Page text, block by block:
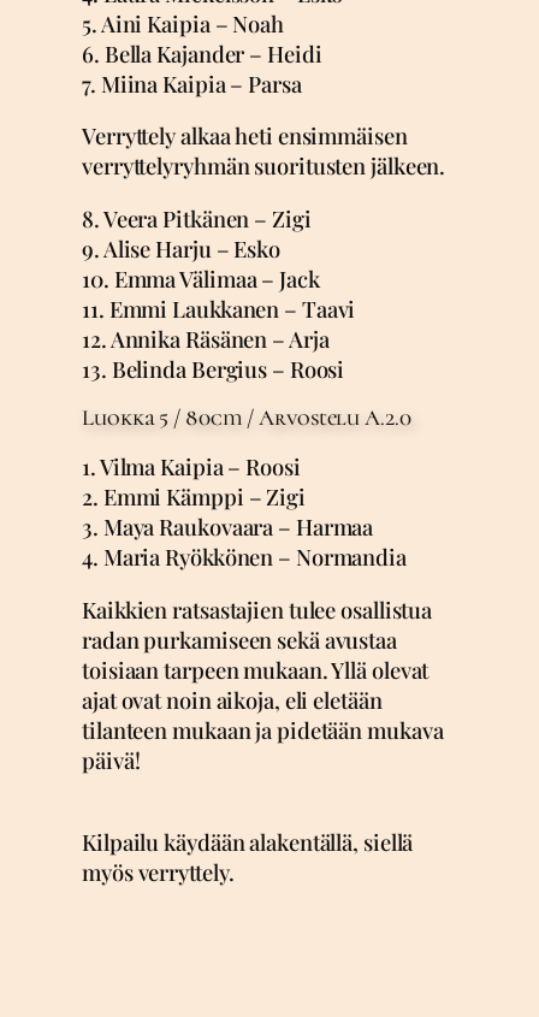
5. Aini Kaipia – Noah
6. Bella Kajander – Heidi
7. Miina Kaipia – Parsa
Verryttely alkaa heti ensimmäisen
verryttelyryhmän suoritusten jälkeen.
8. Veera Pitkänen – Zigi
9. Alise Harju – Esko
10. Emma Välimaa – Jack
11. Emmi Laukkanen – Taavi
12. Annika Räsänen – Arja
13. Belinda Bergius – Roosi
Luokka 5 / 80cm / Arvostelu A.2.0
1. Vilma Kaipia – Roosi
2. Emmi Kämppi – Zigi
3. Maya Raukovaara – Harmaa
4. Maria Ryökkönen – Normandia
Kaikkien ratsastajien tulee osallistua
radan purkamiseen sekä avustaa
toisiaan tarpeen mukaan. Yllä olevat
ajat ovat noin aikoja, eli eletään
tilanteen mukaan ja pidetään mukava
päivä!
Kilpailu käydään alakentällä, siellä
myös verryttely.